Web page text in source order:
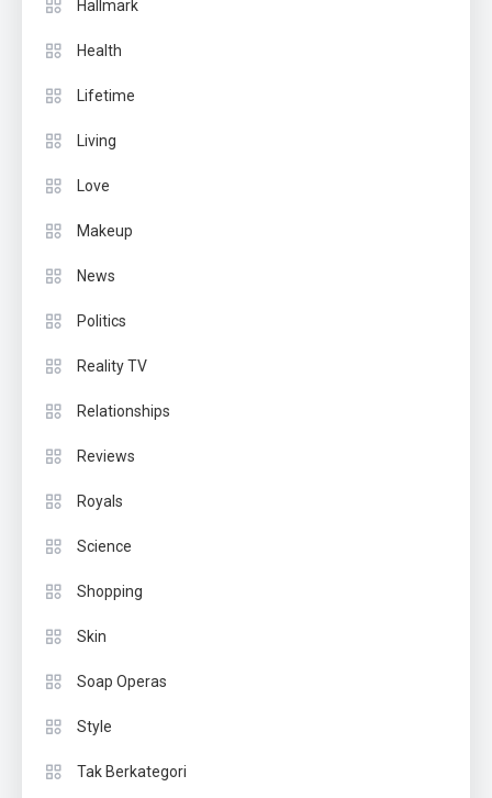
Hallmark
Health
Lifetime
Living
Love
Makeup
News
Politics
Reality TV
Relationships
Reviews
Royals
Science
Shopping
Skin
Soap Operas
Style
Tak Berkategori